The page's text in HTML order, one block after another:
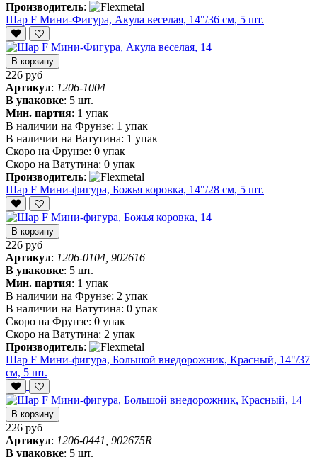
Производитель:
Шар F Мини-Фигура, Акула веселая, 14"/36 см, 5 шт.
В корзину
226 руб
Артикул: 1206-1004
В упаковке: 5 шт.
Мин. партия: 1 упак
В наличии на Фрунзе: 1 упак
В наличии на Ватутина: 1 упак
Скоро на Фрунзе: 0 упак
Скоро на Ватутина: 0 упак
Производитель:
Шар F Мини-фигура, Божья коровка, 14"/28 см, 5 шт.
В корзину
226 руб
Артикул: 1206-0104, 902616
В упаковке: 5 шт.
Мин. партия: 1 упак
В наличии на Фрунзе: 2 упак
В наличии на Ватутина: 0 упак
Скоро на Фрунзе: 0 упак
Скоро на Ватутина: 2 упак
Производитель:
Шар F Мини-фигура, Большой внедорожник, Красный, 14"/37
см, 5 шт.
В корзину
226 руб
Артикул: 1206-0441, 902675R
В упаковке: 5 шт.